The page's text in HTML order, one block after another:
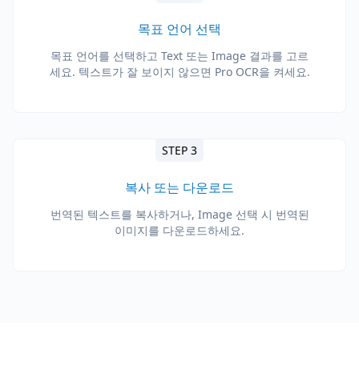
목표 언어 선택
목표 언어를 선택하고 Text 또는 Image 결과를 고르
세요. 텍스트가 잘 보이지 않으면 Pro OCR을 켜세요.
STEP 3
복사 또는 다운로드
번역된 텍스트를 복사하거나, Image 선택 시 번역된
이미지를 다운로드하세요.